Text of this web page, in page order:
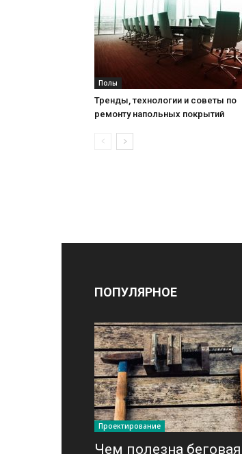
Полы
Тренды, технологии и советы по
ремонту напольных покрытий
ПОПУЛЯРНОЕ
Проектирование
Чем полезна